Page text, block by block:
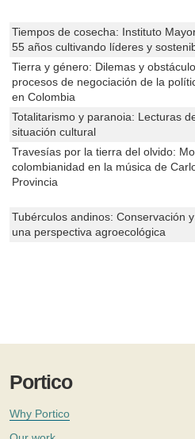
Tiempos de cosecha: Instituto
55 años cultivando líderes y
Tierra y género: Dilemas y
procesos de negociación de la
en Colombia
Totalitarismo y paranoia: Lecturas
situación cultural
Travesías por la tierra del olvido:
colombianidad en la música de
Provincia
Tubérculos andinos: Conservación
una perspectiva agroecológica
Portico
Why Portico